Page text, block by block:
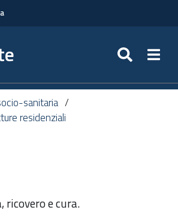
sanitaria
residenziali
ricovero e cura.